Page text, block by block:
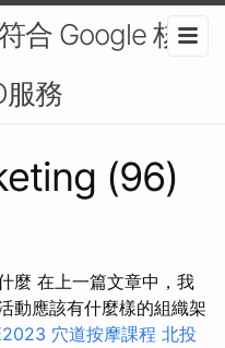
合 Google 核心
服務
(96)
麼 在上一篇文章中，我
動應該有什麼樣的組織架
2023 穴道按摩課程 北投